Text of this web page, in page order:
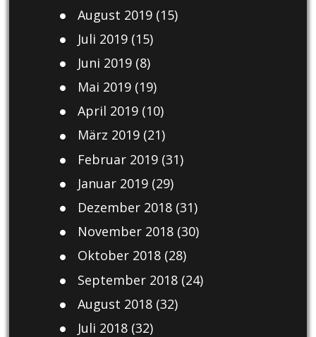
August 2019(15)
Juli 2019(15)
Juni 2019(8)
Mai 2019(19)
April 2019(10)
März 2019(21)
Februar 2019(31)
Januar 2019(29)
Dezember 2018(31)
November 2018(30)
Oktober 2018(28)
September 2018(24)
August 2018(32)
Juli 2018(32)